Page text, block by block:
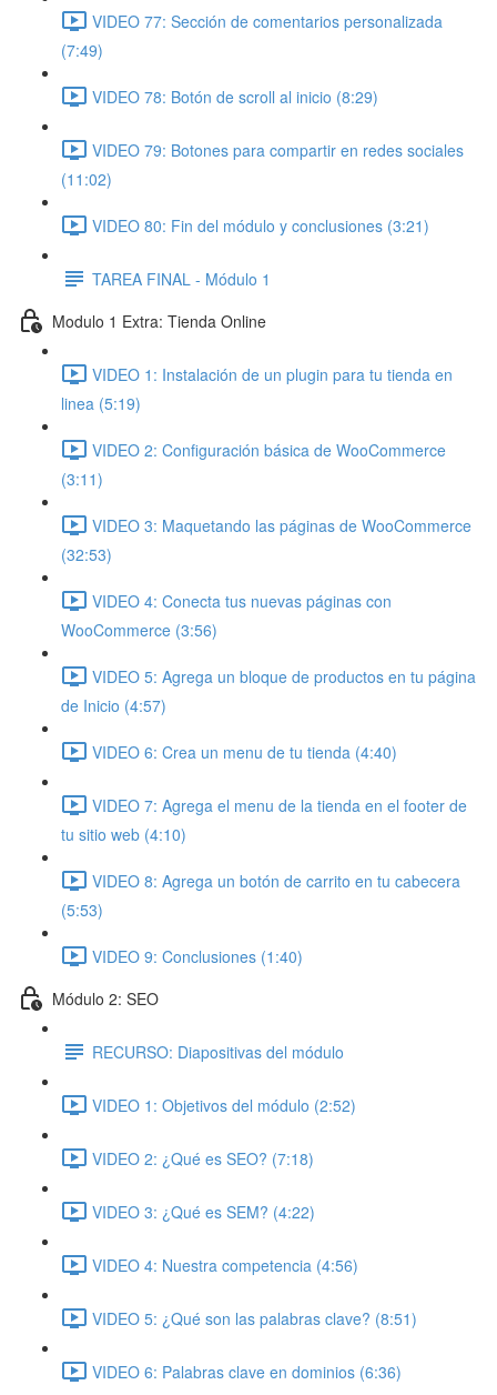
VIDEO 77: Sección de comentarios personalizada
(7:49)
VIDEO 78: Botón de scroll al inicio (8:29)
VIDEO 79: Botones para compartir en redes sociales
(11:02)
VIDEO 80: Fin del módulo y conclusiones (3:21)
TAREA FINAL - Módulo 1
Modulo 1 Extra: Tienda Online
VIDEO 1: Instalación de un plugin para tu tienda en
linea (5:19)
VIDEO 2: Configuración básica de WooCommerce
(3:11)
VIDEO 3: Maquetando las páginas de WooCommerce
(32:53)
VIDEO 4: Conecta tus nuevas páginas con
WooCommerce (3:56)
VIDEO 5: Agrega un bloque de productos en tu página
de Inicio (4:57)
VIDEO 6: Crea un menu de tu tienda (4:40)
VIDEO 7: Agrega el menu de la tienda en el footer de
tu sitio web (4:10)
VIDEO 8: Agrega un botón de carrito en tu cabecera
(5:53)
VIDEO 9: Conclusiones (1:40)
Módulo 2: SEO
RECURSO: Diapositivas del módulo
VIDEO 1: Objetivos del módulo (2:52)
VIDEO 2: ¿Qué es SEO? (7:18)
VIDEO 3: ¿Qué es SEM? (4:22)
VIDEO 4: Nuestra competencia (4:56)
VIDEO 5: ¿Qué son las palabras clave? (8:51)
VIDEO 6: Palabras clave en dominios (6:36)